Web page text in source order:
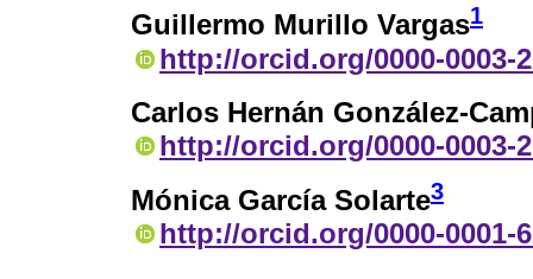
Guillermo Murillo Vargas1
http://orcid.org/0000-0003-
Carlos Hernán González-
http://orcid.org/0000-0003-
Mónica García Solarte3
http://orcid.org/0000-0001-